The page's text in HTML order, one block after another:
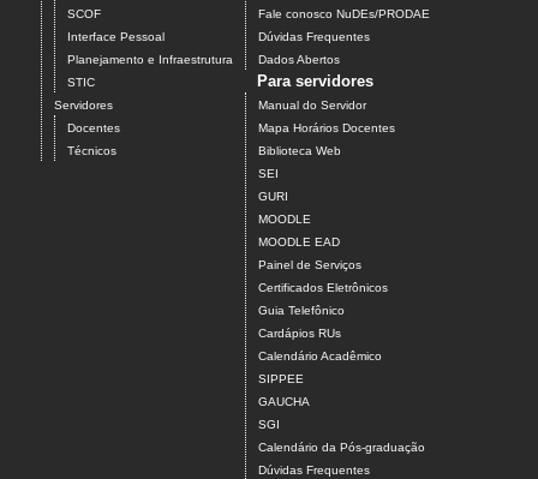
SCOF
Interface Pessoal
Planejamento e Infraestrutura
STIC
Servidores
Docentes
Técnicos
Fale conosco NuDEs/PRODAE
Dúvidas Frequentes
Dados Abertos
Para servidores
Manual do Servidor
Mapa Horários Docentes
Biblioteca Web
SEI
GURI
MOODLE
MOODLE EAD
Painel de Serviços
Certificados Eletrônicos
Guia Telefônico
Cardápios RUs
Calendário Acadêmico
SIPPEE
GAUCHA
SGI
Calendário da Pós-graduação
Dúvidas Frequentes